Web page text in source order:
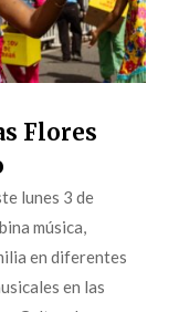
Flores
lunes 3 de
música,
en diferentes
en las